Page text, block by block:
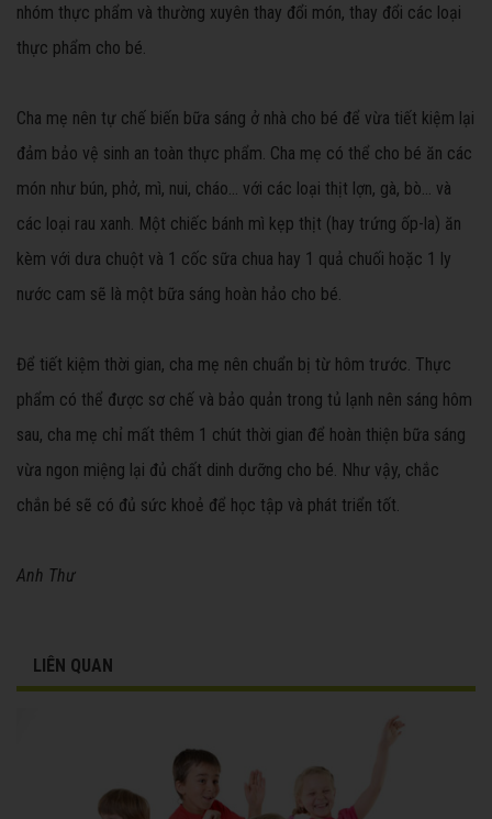
nhóm thực phẩm và thường xuyên thay đổi món, thay đổi các loại
thực phẩm cho bé.
Cha mẹ nên tự chế biến bữa sáng ở nhà cho bé để vừa tiết kiệm lại
đảm bảo vệ sinh an toàn thực phẩm. Cha mẹ có thể cho bé ăn các
món như bún, phở, mì, nui, cháo… với các loại thịt lợn, gà, bò… và
các loại rau xanh. Một chiếc bánh mì kẹp thịt (hay trứng ốp-la) ăn
kèm với dưa chuột và 1 cốc sữa chua hay 1 quả chuối hoặc 1 ly
nước cam sẽ là một bữa sáng hoàn hảo cho bé.
Để tiết kiệm thời gian, cha mẹ nên chuẩn bị từ hôm trước. Thực
phẩm có thể được sơ chế và bảo quản trong tủ lạnh nên sáng hôm
sau, cha mẹ chỉ mất thêm 1 chút thời gian để hoàn thiện bữa sáng
vừa ngon miệng lại đủ chất dinh dưỡng cho bé. Như vậy, chắc
chắn bé sẽ có đủ sức khoẻ để học tập và phát triển tốt.
Anh Thư
LIÊN QUAN